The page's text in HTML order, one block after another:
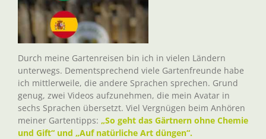
Durch meine Gartenreisen bin ich in vielen Ländern
unterwegs. Dementsprechend viele Gartenfreunde habe
ich mittlerweile, die andere Sprachen sprechen. Grund
genug, zwei Videos aufzunehmen, die mein Avatar in
sechs Sprachen übersetzt. Viel Vergnügen beim Anhören
meiner Gartentipps: „So geht das Gärtnern ohne Chemie
und Gift“ und „Auf natürliche Art düngen“.